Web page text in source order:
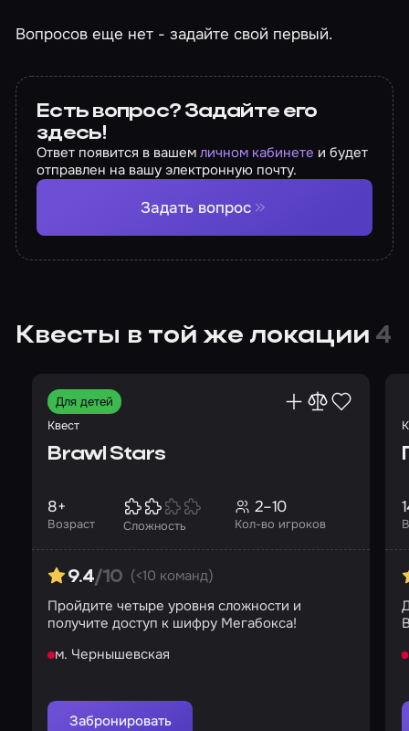
Вопросов еще нет - задайте свой первый.
Есть вопрос? Задайте его
здесь!
Ответ появится в вашемличном кабинете и будет
отправлен на вашу электронную почту.
Задать вопрос
Квесты в той же локации 4
Для детей
Квест
Brawl Stars
Возраст
8+
Сложность Кол-во игроков
2–10
9.4/10 (<10 команд)
Пройдите четыре уровня сложности и
получите доступ к шифру Мегабокса!
м. Чернышевская
Забронировать